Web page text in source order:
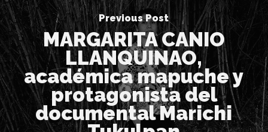
Previous Post
MARGARITA CANIO
LLANQUINAO,
académica mapuche y
protagonista del
documental Marichi